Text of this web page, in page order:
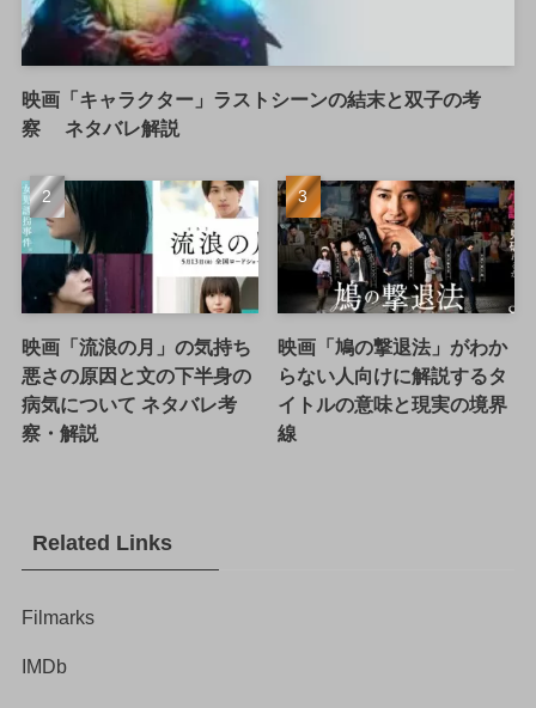
映画「キャラクター」ラストシーンの結末と双子の考
察 ネタバレ解説
映画「流浪の月」の気持ち
悪さの原因と文の下半身の
病気について ネタバレ考
察・解説
映画「鳩の撃退法」がわか
らない人向けに解説するタ
イトルの意味と現実の境界
線
Related Links
Filmarks
IMDb